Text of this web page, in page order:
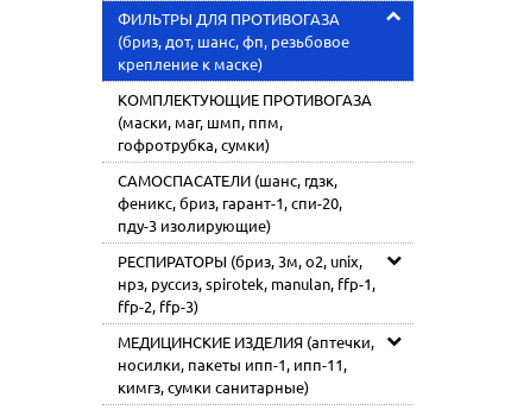
ФИЛЬТРЫ ДЛЯ ПРОТИВОГАЗА
(бриз, дот, шанс, фп, резьбовое
крепление к маске)
КОМПЛЕКТУЮЩИЕ ПРОТИВОГАЗА
(маски, маг, шмп, ппм,
гофротрубка, сумки)
САМОСПАСАТЕЛИ (шанс, гдзк,
феникс, бриз, гарант-1, спи-20,
пду-3 изолирующие)
РЕСПИРАТОРЫ (бриз, 3м, o2, unix,
нрз, руссиз, spirotek, manulan, ffp-1,
ffp-2, ffp-3)
МЕДИЦИНСКИЕ ИЗДЕЛИЯ (аптечки,
носилки, пакеты ипп-1, ипп-11,
кимгз, сумки санитарные)